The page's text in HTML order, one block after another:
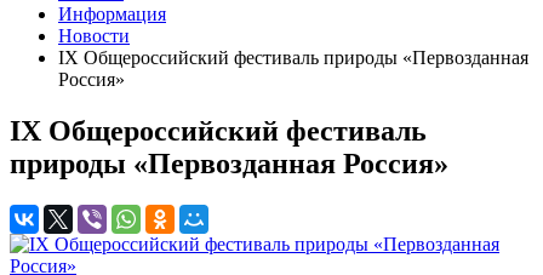
Информация
Новости
IX Общероссийский фестиваль природы «Первозданная
Россия»
IX Общероссийский фестиваль
природы «Первозданная Россия»